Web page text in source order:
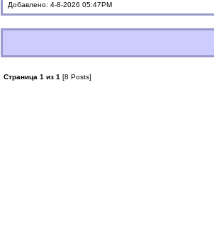
Добавлено: 4-8-2026 05:47PM
Страница 1 из 1 [8 Posts]